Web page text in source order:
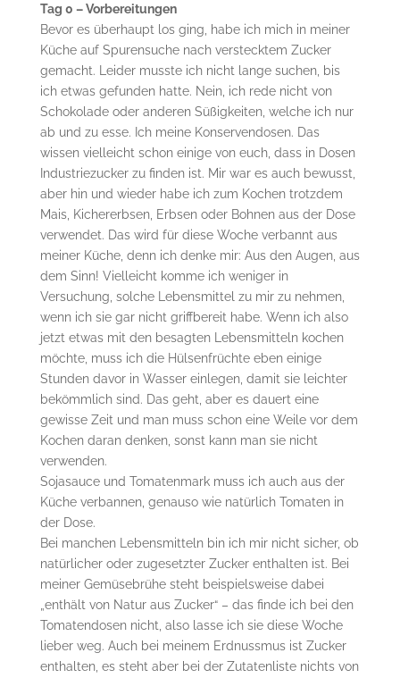
Tag 0 – Vorbereitungen
Bevor es überhaupt los ging, habe ich mich in meiner
Küche auf Spurensuche nach verstecktem Zucker
gemacht. Leider musste ich nicht lange suchen, bis
ich etwas gefunden hatte. Nein, ich rede nicht von
Schokolade oder anderen Süßigkeiten, welche ich nur
ab und zu esse. Ich meine Konservendosen. Das
wissen vielleicht schon einige von euch, dass in Dosen
Industriezucker zu finden ist. Mir war es auch bewusst,
aber hin und wieder habe ich zum Kochen trotzdem
Mais, Kichererbsen, Erbsen oder Bohnen aus der Dose
verwendet. Das wird für diese Woche verbannt aus
meiner Küche, denn ich denke mir: Aus den Augen, aus
dem Sinn! Vielleicht komme ich weniger in
Versuchung, solche Lebensmittel zu mir zu nehmen,
wenn ich sie gar nicht griffbereit habe. Wenn ich also
jetzt etwas mit den besagten Lebensmitteln kochen
möchte, muss ich die Hülsenfrüchte eben einige
Stunden davor in Wasser einlegen, damit sie leichter
bekömmlich sind. Das geht, aber es dauert eine
gewisse Zeit und man muss schon eine Weile vor dem
Kochen daran denken, sonst kann man sie nicht
verwenden.
Sojasauce und Tomatenmark muss ich auch aus der
Küche verbannen, genauso wie natürlich Tomaten in
der Dose.
Bei manchen Lebensmitteln bin ich mir nicht sicher, ob
natürlicher oder zugesetzter Zucker enthalten ist. Bei
meiner Gemüsebrühe steht beispielsweise dabei
„enthält von Natur aus Zucker“ – das finde ich bei den
Tomatendosen nicht, also lasse ich sie diese Woche
lieber weg. Auch bei meinem Erdnussmus ist Zucker
enthalten, es steht aber bei der Zutatenliste nichts von